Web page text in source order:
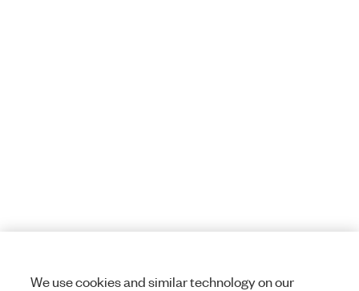
We use cookies and similar technology on our